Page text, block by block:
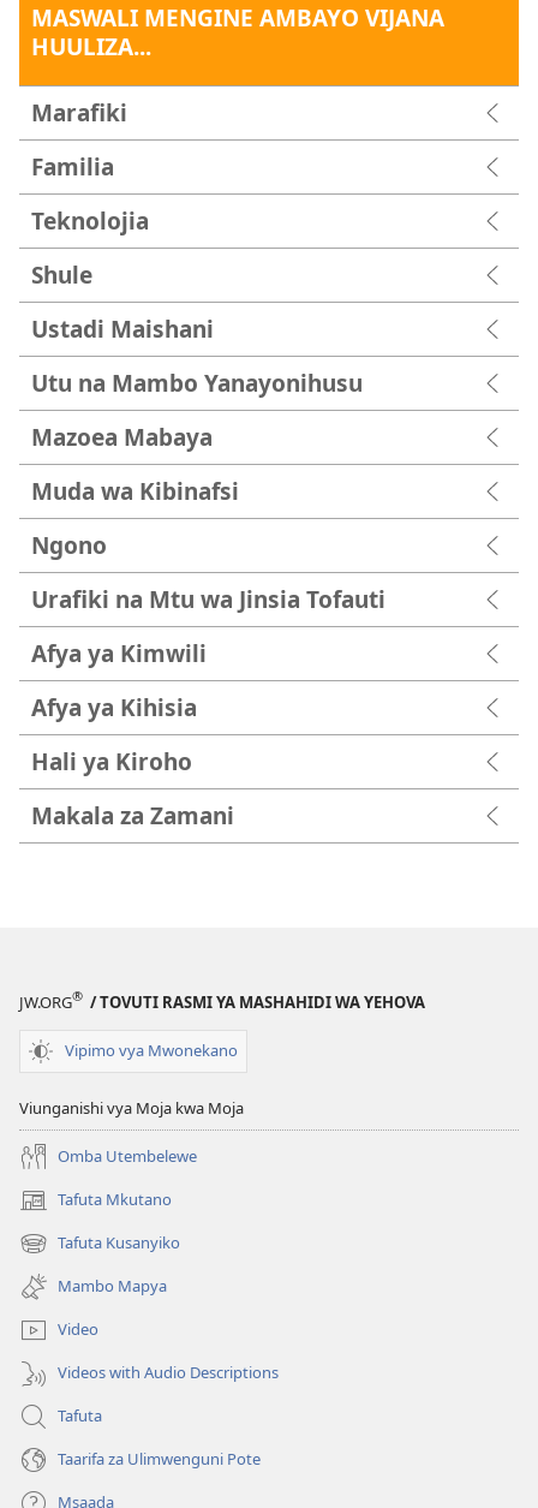
MASWALI MENGINE AMBAYO VIJANA
HUULIZA...
Marafiki
Familia
Teknolojia
Shule
Ustadi Maishani
Utu na Mambo Yanayonihusu
Mazoea Mabaya
Muda wa Kibinafsi
Ngono
Urafiki na Mtu wa Jinsia Tofauti
Afya ya Kimwili
Afya ya Kihisia
Hali ya Kiroho
Makala za Zamani
JW.ORG® / TOVUTI RASMI YA MASHAHIDI WA YEHOVA
Vipimo vya Mwonekano
Viunganishi vya Moja kwa Moja
Omba Utembelewe
Tafuta Mkutano
(opens
new
window)
Tafuta Kusanyiko
(opens
new
window)
Mambo Mapya
Video
Videos with Audio Descriptions
Tafuta
Taarifa za Ulimwenguni Pote
Msaada